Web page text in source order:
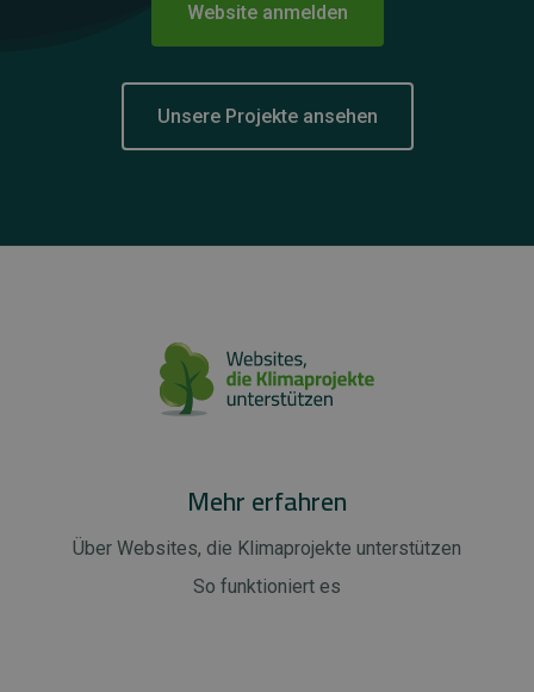
Website anmelden
Unsere Projekte ansehen
Mehr erfahren
Über Websites, die Klimaprojekte unterstützen
So funktioniert es